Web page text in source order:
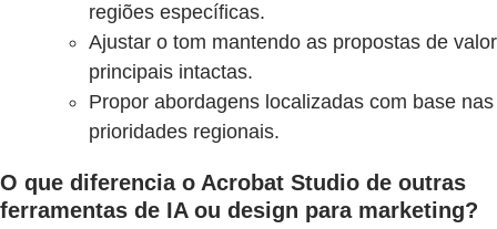
regiões específicas.
Ajustar o tom mantendo as propostas de valor
principais intactas.
Propor abordagens localizadas com base nas
prioridades regionais.
O que diferencia o Acrobat Studio de outras
ferramentas de IA ou design para marketing?